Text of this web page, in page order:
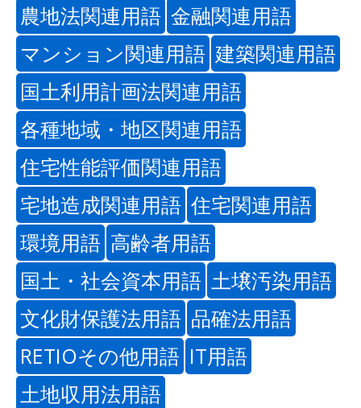
農地法関連用語 金融関連用語
マンション関連用語 建築関連用語
国土利用計画法関連用語
各種地域・地区関連用語
住宅性能評価関連用語
宅地造成関連用語 住宅関連用語
環境用語 高齢者用語
国土・社会資本用語 土壌汚染用語
文化財保護法用語 品確法用語
RETIOその他用語 IT用語
土地収用法用語